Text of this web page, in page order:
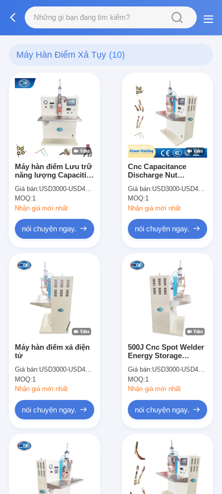
Máy Hàn Điểm Xả Tụy (10)
Máy hàn điểm Lưu trữ
năng lượng Capacitive
Máy hàn điểm
Giá bán:USD3000-USD4500
MOQ:1
Nhận giá mới nhất
nói chuyện ngay.
Cnc Capacitance
Discharge Nut
cho các thành phần
điện tử
Giá bán:USD3000-USD4500
MOQ:1
Nhận giá mới nhất
nói chuyện ngay.
Máy hàn điểm xả điện
tử
Giá bán:USD3000-USD4500
MOQ:1
Nhận giá mới nhất
nói chuyện ngay.
500J Cnc Spot Welder
Energy Storage
Projection Welding
Machine Máy hàn
Giá bán:USD3000-USD4500
MOQ:1
Nhận giá mới nhất
nói chuyện ngay.